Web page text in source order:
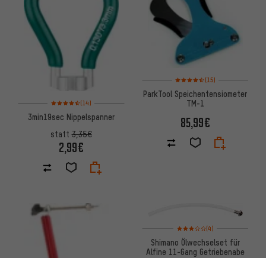
Bewertungen: 4,5 von 5 basierend auf 14 Bewertungen
(14)
3min19sec Nippelspanner
statt3,35€
2,99€
Bewertungen: 4,5 von 5
(15)
ParkTool Speichentensiometer
TM-1
85,99€
Bewertungen: 3 von 5
(4)
Shimano Ölwechselset für
Alfine 11-Gang Getriebenabe